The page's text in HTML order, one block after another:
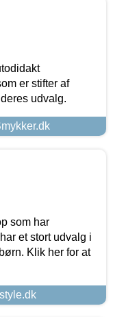
er stifter af
udvalg.
som har
et stort udvalg i
Klik her for at